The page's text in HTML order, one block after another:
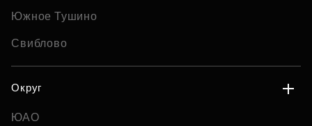
Южное Тушино
Свиблово
Округ
ЮАО